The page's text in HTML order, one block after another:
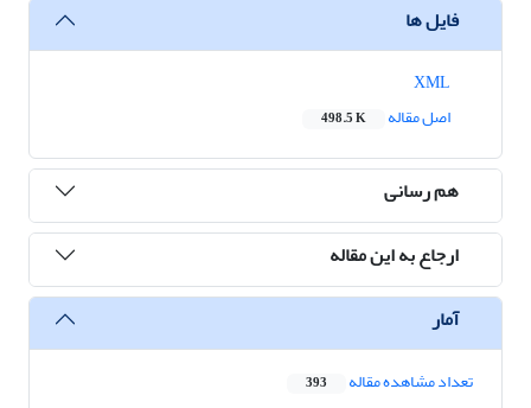
فایل ها
اصل مقاله
498.5 K
هم رسانی
ارجاع به این مقاله
آمار
تعداد مشاهده مقاله 393